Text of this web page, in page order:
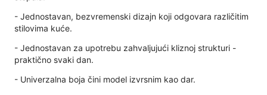
- Jednostavan, bezvremenski dizajn koji odgovara različitim
stilovima kuće.
- Jednostavan za upotrebu zahvaljujući kliznoj strukturi -
praktično svaki dan.
- Univerzalna boja čini model izvrsnim kao dar.